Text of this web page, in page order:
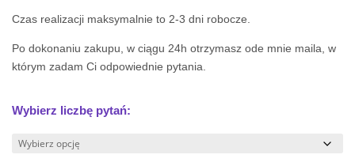
Czas realizacji maksymalnie to 2-3 dni robocze.
Po dokonaniu zakupu, w ciągu 24h otrzymasz ode mnie maila, w
którym zadam Ci odpowiednie pytania.
Wybierz liczbę pytań: